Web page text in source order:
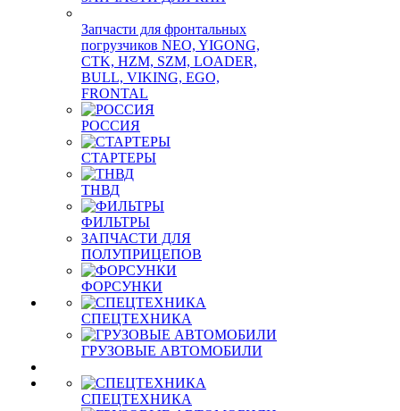
Запчасти для фронтальных
погрузчиков NEO, YIGONG,
CTK, HZM, SZM, LOADER,
BULL, VIKING, EGO,
FRONTAL
РОССИЯ
СТАРТЕРЫ
ТНВД
ФИЛЬТРЫ
ЗАПЧАСТИ ДЛЯ
ПОЛУПРИЦЕПОВ
СПЕЦТЕХНИКА